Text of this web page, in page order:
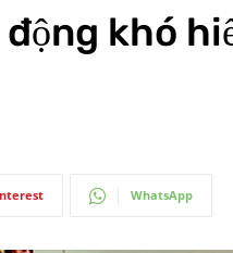
khó
WhatsApp